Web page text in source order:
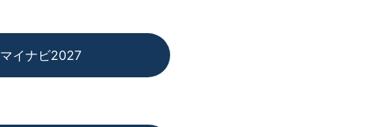
マイナビ2027